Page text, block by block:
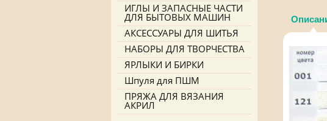
ИГЛЫ И ЗАПАСНЫЕ ЧАСТИ
ДЛЯ БЫТОВЫХ МАШИН
АКСЕССУАРЫ ДЛЯ ШИТЬЯ
НАБОРЫ ДЛЯ ТВОРЧЕСТВА
ЯРЛЫКИ И БИРКИ
Шпуля для ПШМ
ПРЯЖА ДЛЯ ВЯЗАНИЯ
АКРИЛ